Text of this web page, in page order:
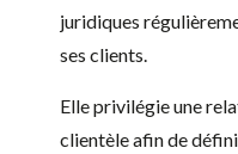
juridiques
ses clients.
Elle privilégie une
clientèle afin de